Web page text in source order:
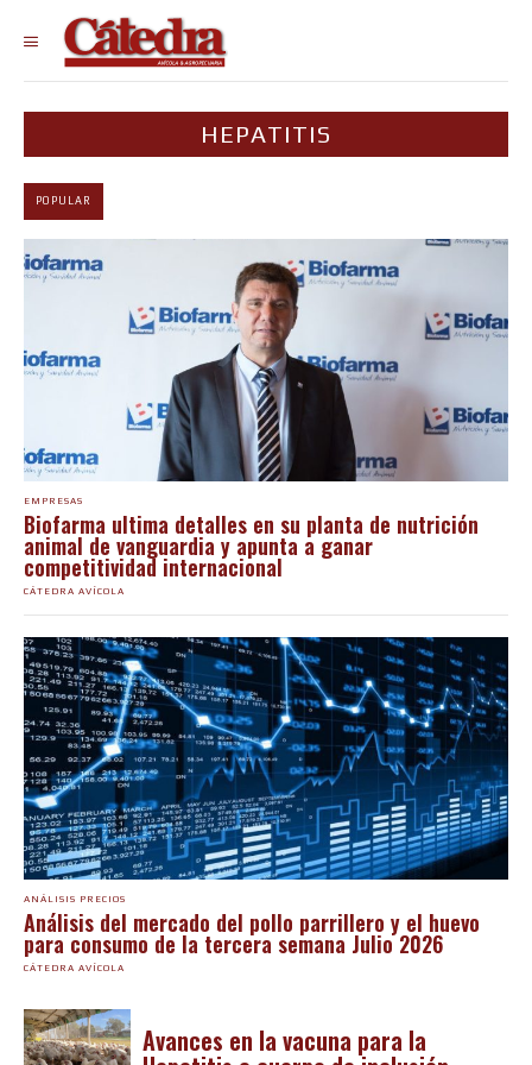
HEPATITIS
POPULAR
EMPRESAS
Biofarma ultima detalles en su planta de nutrición
animal de vanguardia y apunta a ganar
competitividad internacional
CÁTEDRA AVÍCOLA
ANÁLISIS PRECIOS
Análisis del mercado del pollo parrillero y el huevo
para consumo de la tercera semana Julio 2026
CÁTEDRA AVÍCOLA
Avances en la vacuna para la